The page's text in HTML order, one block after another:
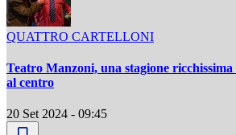
QUATTRO CARTELLONI
Teatro Manzoni, una stagione
al centro
20 Set 2024 - 09:45